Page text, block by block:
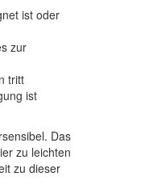
ist oder
zur
tritt
ist
Das
zu leichten
zu dieser